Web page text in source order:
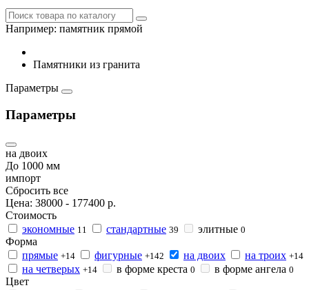
Например: памятник прямой
Памятники из гранита
Параметры
Параметры
на двоих
До 1000 мм
импорт
Сбросить все
Цена: 38000 - 177400 р.
Стоимость
экономные 11 стандартные 39 элитные 0
Форма
прямые +14 фигурные +142 на двоих на троих +14
на четверых +14 в форме креста 0 в форме ангела 0
Цвет